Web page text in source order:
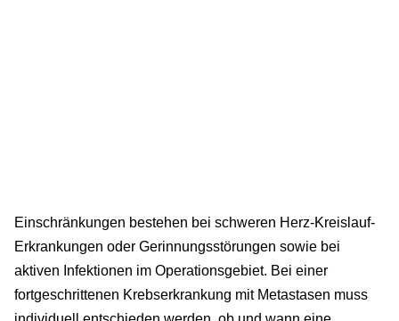
Einschränkungen bestehen bei schweren Herz-Kreislauf-
Erkrankungen oder Gerinnungsstörungen sowie bei
aktiven Infektionen im Operationsgebiet. Bei einer
fortgeschrittenen Krebserkrankung mit Metastasen muss